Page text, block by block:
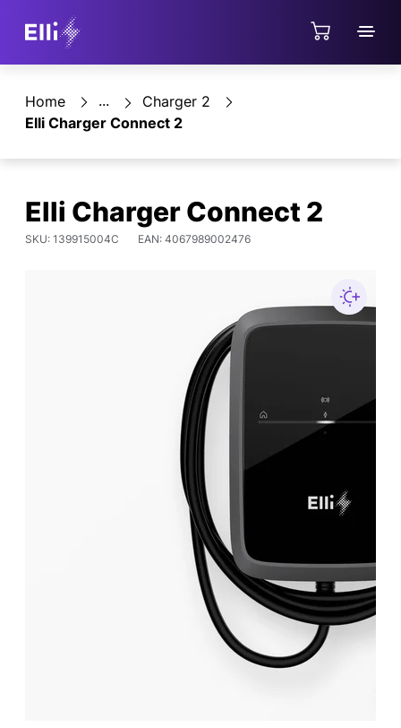
Home NegozioCharger 2
Elli Charger Connect 2
Elli Charger Connect 2
SKU: 139915004C EAN: 4067989002476